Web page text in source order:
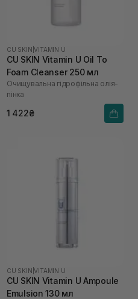
CU SKIN |VITAMIN U
CU SKIN Vitamin U Oil To
Foam Cleanser 250 мл
Очищувальна гідрофільна олія-
пінка
1 422₴
CU SKIN |VITAMIN U
CU SKIN Vitamin U Ampoule
Emulsion 130 мл